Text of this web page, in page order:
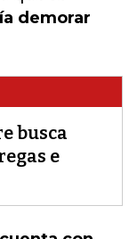
demorar
busca
e